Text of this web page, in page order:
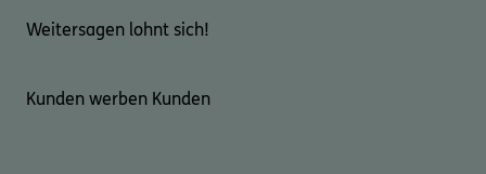
Weitersagen lohnt sich!
Kunden werben Kunden